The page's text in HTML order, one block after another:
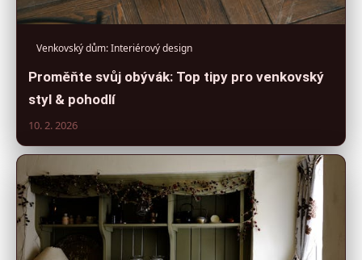
Venkovský dům: Interiérový design
Proměňte svůj obývák: Top tipy pro venkovský
styl & pohodlí
10. 2. 2026